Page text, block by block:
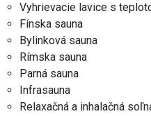
Vyhrievacie lavice s
Fínska sauna
Bylinková sauna
Rímska sauna
Parná sauna
Infrasauna
Relaxačná a inhalačná